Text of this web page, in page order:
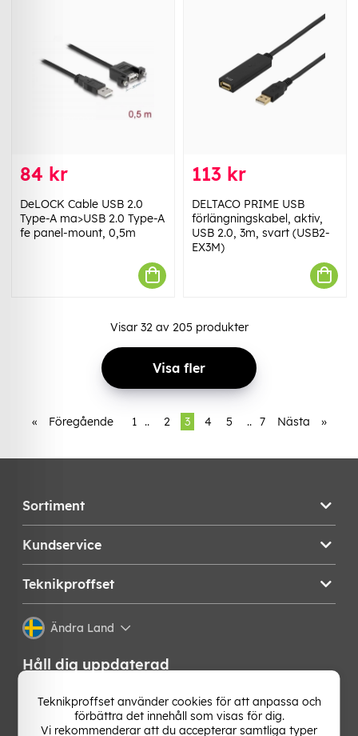
84 kr
DeLOCK Cable USB 2.0
Type-A ma>USB 2.0 Type-A
fe panel-mount, 0,5m
113 kr
DELTACO PRIME USB
förlängningskabel, aktiv,
USB 2.0, 3m, svart (USB2-
EX3M)
Visar 32av 205 produkter
Visa fler
« Föregående 1 .. 2 3 4 5 .. 7 Nästa »
Sortiment
Kundservice
Teknikproffset
Ändra Land
Håll dig uppdaterad
Få de senaste nyheterna, hetaste erbjudandena och
bästa tipsen från oss direkt i din mejlkorg. Signa upp på
vårt nyhetsbrev!
Teknikproffset använder cookies för att anpassa och
förbättra det innehåll som visas för dig.
Vi rekommenderar att du accepterar samtliga typer